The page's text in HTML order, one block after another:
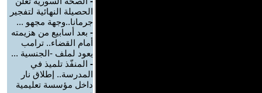
الحصيلة النهائية لتفجير
جرمانا..وجهة مجهو ...
- بعد أسابيع من هزيمته
أمام القضاء.. ترامب
يعود لملف -الجنسية ...
- المنفّذ تلميذ في
المدرسة.. إطلاق نار
داخل مؤسسة تعليمية